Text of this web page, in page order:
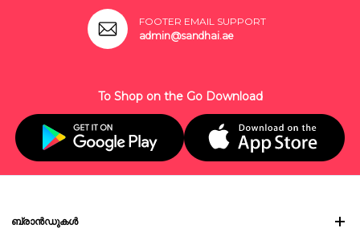
FOOTER EMAIL SUPPORT
admin@sandhai.ae
To Shop on the Go Download
ബ്രാൻഡുകൾ